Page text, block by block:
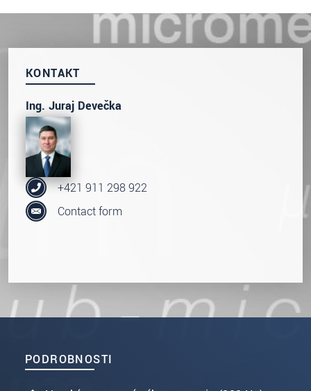
PODROBNOSTI
KONTAKT
Ing. Juraj Devečka
+421 911 298 922
Contact form
S vašimi údaji zacházíme důvěrně. Přečtěte si
prohlášení o ochraně osobních údajů
ODOSLAŤ SPRÁVU